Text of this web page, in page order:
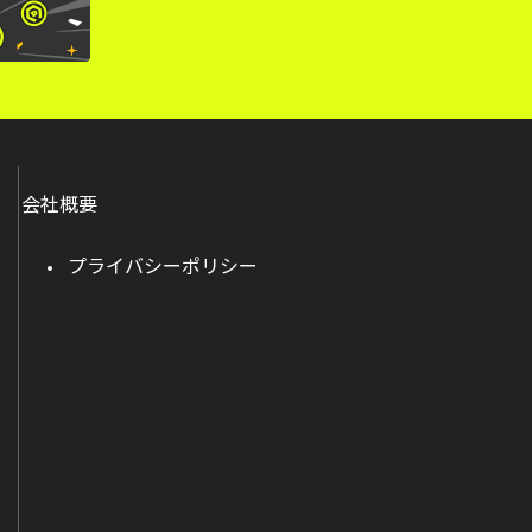
会社概要
プライバシーポリシー